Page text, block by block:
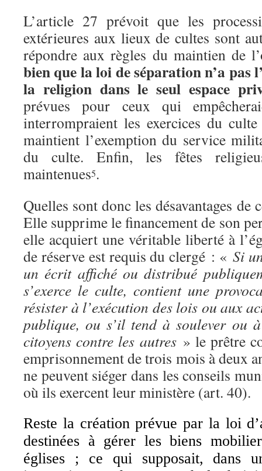
L’article 27 prévoit que les
extérieures aux lieux de cultes sont
répondre aux règles du maintien de
bien que la loi de séparation n’a pas
la religion dans le seul espace
prévues pour ceux qui
interrompraient les exercices du
maintient l’exemption du service
du culte. Enfin, les fêtes
maintenues5.
Quelles sont donc les désavantages
Elle supprime le financement de son
elle acquiert une véritable liberté à
de réserve est requis du clergé : « Si
un écrit affiché ou distribué
s’exerce le culte, contient une
résister à l’exécution des lois ou aux
publique, ou s’il tend à soulever ou
citoyens contre les autres» le prêtre
emprisonnement de trois mois à deux
ne peuvent siéger dans les conseils
où ils exercent leur ministère (art. 40).
Reste la création prévue par la loi
destinées à gérer les biens
églises ; ce qui supposait, dans